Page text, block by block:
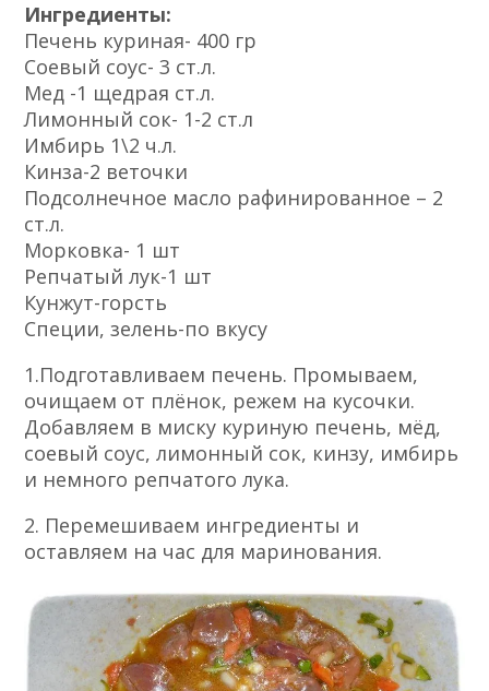
Ингредиенты:
Печень куриная- 400 гр
Соевый соус- 3 ст.л.
Мед -1 щедрая ст.л.
Лимонный сок- 1-2 ст.л
Имбирь 1\2 ч.л.
Кинза-2 веточки
Подсолнечное масло рафинированное – 2
ст.л.
Морковка- 1 шт
Репчатый лук-1 шт
Кунжут-горсть
Специи, зелень-по вкусу
1.Подготавливаем печень. Промываем,
очищаем от плёнок, режем на кусочки.
Добавляем в миску куриную печень, мёд,
соевый соус, лимонный сок, кинзу, имбирь
и немного репчатого лука.
2. Перемешиваем ингредиенты и
оставляем на час для маринования.